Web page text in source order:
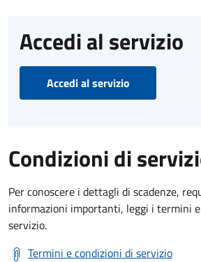
Accedi al servizio
Accedi al servizio
Condizioni di
Per conoscere i dettagli di scadenze,
informazioni importanti, leggi i termini
servizio.
Termini e condizioni di servizio